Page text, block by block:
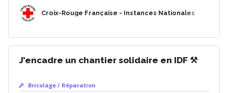
valider leur faisabilité en amont -Établir la liste des consommables à
acheter -Encadrer et transmettre les gestes techniques aux
Croix-Rouge Française - Instances Nationales
J’encadre un chantier solidaire en IDF ⚒️
Bricolage / Réparation